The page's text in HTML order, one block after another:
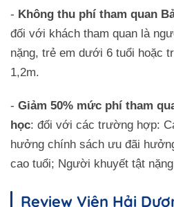
- Không thu phí tham quan
đối với khách tham quan là
nặng, trẻ em dưới 6 tuổi hoặc
1,2m.
- Giảm 50% mức phí tham
học: đối với các trường hợp:
hưởng chính sách ưu đãi
cao tuổi; Người khuyết tật
Review Viện Hải